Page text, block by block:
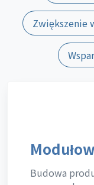
Zwiększenie
Budowa